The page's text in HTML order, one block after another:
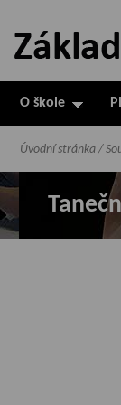
O škole
Úvodní stránka /